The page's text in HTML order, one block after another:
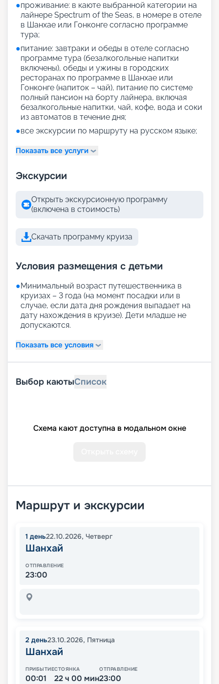
●проживание: в каюте выбранной категории на
лайнере Spectrum of the Seas, в номере в отеле
в Шанхае или Гонконге согласно программе
тура;
●питание: завтраки и обеды в отеле согласно
программе тура (безалкогольные напитки
включены), обеды и ужины в городских
ресторанах по программе в Шанхае или
Гонконге (напиток – чай), питание по системе
полный пансион на борту лайнера, включая
безалкогольные напитки, чай, кофе, вода и соки
из автоматов в течение дня;
●все экскурсии по маршруту на русском языке;
Показать все услуги
Экскурсии
Открыть экскурсионную программу
(включена в стоимость)
Скачать программу круиза
Условия размещения с детьми
●Минимальный возраст путешественника в
круизах – 3 года (на момент посадки или в
случае, если дата дня рождения выпадает на
дату нахождения в круизе). Дети младше не
допускаются.
Показать все условия
Выбор каютыСписок
Схема кают доступна в модальном окне
Маршрут и экскурсии
1 день22.10.2026, Четверг
Шанхай
ОТПРАВЛЕНИЕ
23:00
2 день23.10.2026, Пятница
Шанхай
ПРИБЫТИЕ
00:01
СТОЯНКА
22 ч 00 мин
ОТПРАВЛЕНИЕ
23:00